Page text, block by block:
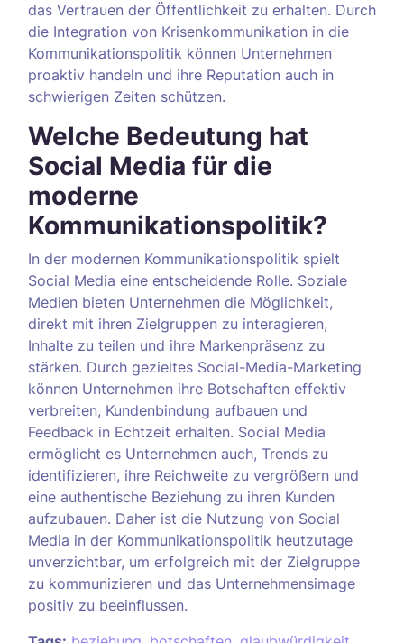
das Vertrauen der Öffentlichkeit zu erhalten. Durch
die Integration von Krisenkommunikation in die
Kommunikationspolitik können Unternehmen
proaktiv handeln und ihre Reputation auch in
schwierigen Zeiten schützen.
Welche Bedeutung hat
Social Media für die
moderne
Kommunikationspolitik?
In der modernen Kommunikationspolitik spielt
Social Media eine entscheidende Rolle. Soziale
Medien bieten Unternehmen die Möglichkeit,
direkt mit ihren Zielgruppen zu interagieren,
Inhalte zu teilen und ihre Markenpräsenz zu
stärken. Durch gezieltes Social-Media-Marketing
können Unternehmen ihre Botschaften effektiv
verbreiten, Kundenbindung aufbauen und
Feedback in Echtzeit erhalten. Social Media
ermöglicht es Unternehmen auch, Trends zu
identifizieren, ihre Reichweite zu vergrößern und
eine authentische Beziehung zu ihren Kunden
aufzubauen. Daher ist die Nutzung von Social
Media in der Kommunikationspolitik heutzutage
unverzichtbar, um erfolgreich mit der Zielgruppe
zu kommunizieren und das Unternehmensimage
positiv zu beeinflussen.